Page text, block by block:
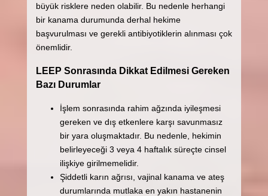
büyük risklere neden olabilir. Bu nedenle herhangi
bir kanama durumunda derhal hekime
başvurulması ve gerekli antibiyotiklerin alınması çok
önemlidir.
LEEP Sonrasında Dikkat Edilmesi Gereken
Bazı Durumlar
İşlem sonrasında rahim ağzında iyileşmesi
gereken ve dış etkenlere karşı savunmasız
bir yara oluşmaktadır. Bu nedenle, hekimin
belirleyeceği 3 veya 4 haftalık süreçte cinsel
ilişkiye girilmemelidir.
Şiddetli karın ağrısı, vajinal kanama ve ateş
durumlarında mutlaka en yakın hastanenin